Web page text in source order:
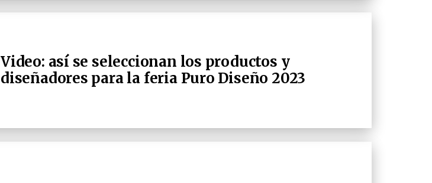
Video: así se seleccionan los productos y
diseñadores para la feria Puro Diseño 2023